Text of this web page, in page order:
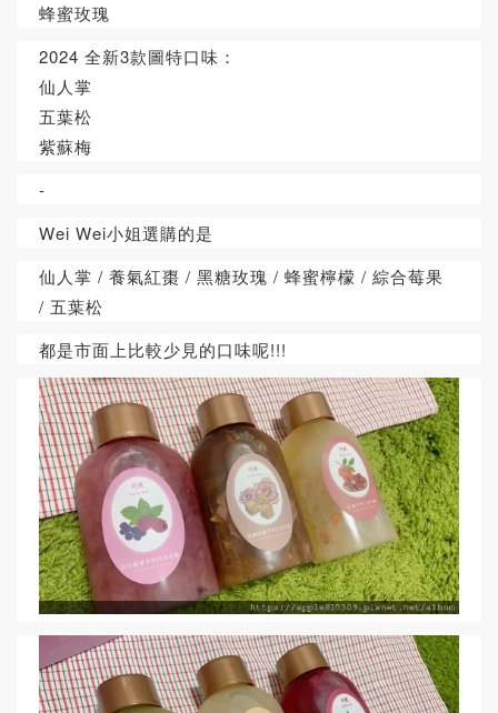
蜂蜜玫瑰
2024 全新3款圖特口味：
仙人掌
五葉松
紫蘇梅
-
Wei Wei小姐選購的是
仙人掌 / 養氣紅棗 / 黑糖玫瑰 / 蜂蜜檸檬 / 綜合莓果
/ 五葉松
都是市面上比較少見的口味呢!!!